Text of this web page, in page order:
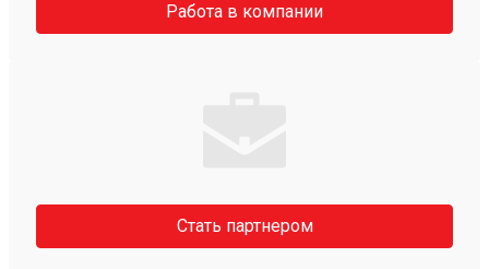
Работа в компании
Стать партнером